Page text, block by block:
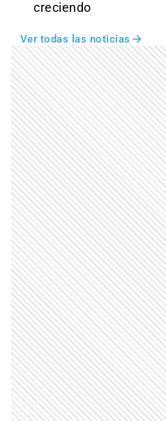
creciendo
Ver todas las noticias